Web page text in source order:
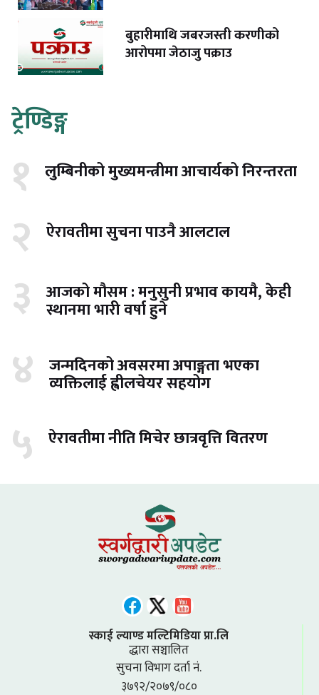
बुहारीमाथि जबरजस्ती करणीको
आरोपमा जेठाजु पक्राउ
ट्रेण्डिङ्ग
१ लुम्बिनीको मुख्यमन्त्रीमा आचार्यको निरन्तरता
२ ऐरावतीमा सुचना पाउनै आलटाल
३ आजको मौसम : मनुसुनी प्रभाव कायमै, केही
स्थानमा भारी वर्षा हुने
४ जन्मदिनको अवसरमा अपाङ्गता भएका
व्यक्तिलाई ह्वीलचेयर सहयोग
५ ऐरावतीमा नीति मिचेर छात्रवृत्ति वितरण
स्काई ल्याण्ड मल्टिमिडिया प्रा.लि
द्धारा सञ्चालित
सुचना विभाग दर्ता नं.
३७९२/२०७९/०८०